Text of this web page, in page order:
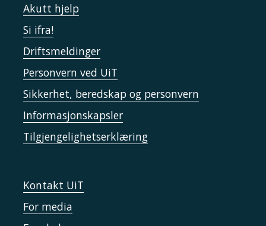
Akutt hjelp
Si ifra!
Driftsmeldinger
Personvern ved UiT
Sikkerhet, beredskap og personvern
Informasjonskapsler
Tilgjengelighetserklæring
Kontakt UiT
For media